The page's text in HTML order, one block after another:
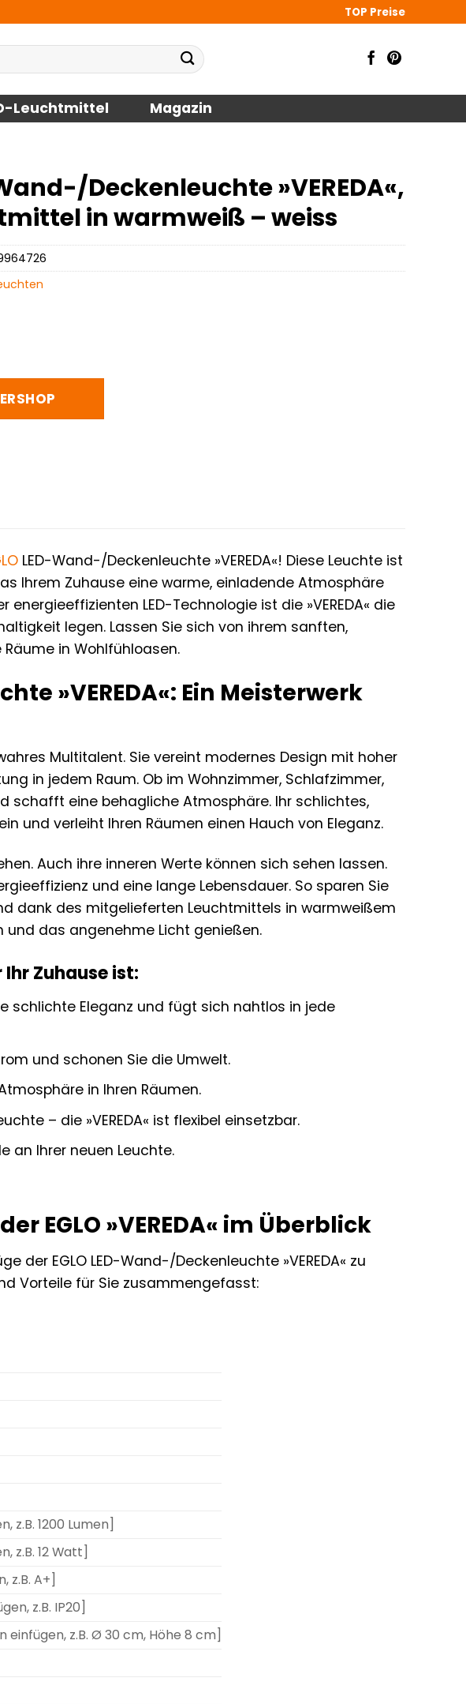
TOP Preise
Leuchtmittel Magazin
Deckenleuchte »VEREDA«,
in warmweiß – weiss
LED-Wand-/Deckenleuchte »VEREDA«! Diese Leuchte ist
Ihrem Zuhause eine warme, einladende Atmosphäre
LED-Technologie ist die »VEREDA« die
legen. Lassen Sie sich von ihrem sanften,
in Wohlfühloasen.
»VEREDA«: Ein Meisterwerk
Multitalent. Sie vereint modernes Design mit hoher
in jedem Raum. Ob im Wohnzimmer, Schlafzimmer,
schafft eine behagliche Atmosphäre. Ihr schlichtes,
und verleiht Ihren Räumen einen Hauch von Eleganz.
Auch ihre inneren Werte können sich sehen lassen.
und eine lange Lebensdauer. So sparen Sie
dank des mitgelieferten Leuchtmittels in warmweißem
und das angenehme Licht genießen.
Ihr Zuhause ist:
schlichte Eleganz und fügt sich nahtlos in jede
und schonen Sie die Umwelt.
in Ihren Räumen.
– die »VEREDA« ist flexibel einsetzbar.
an Ihrer neuen Leuchte.
EGLO »VEREDA« im Überblick
der EGLO LED-Wand-/Deckenleuchte »VEREDA« zu
Vorteile für Sie zusammengefasst:
z.B. 1200 Lumen]
z.B. 12 Watt]
z.B. A+]
z.B. IP20]
z.B. Ø 30 cm, Höhe 8 cm]